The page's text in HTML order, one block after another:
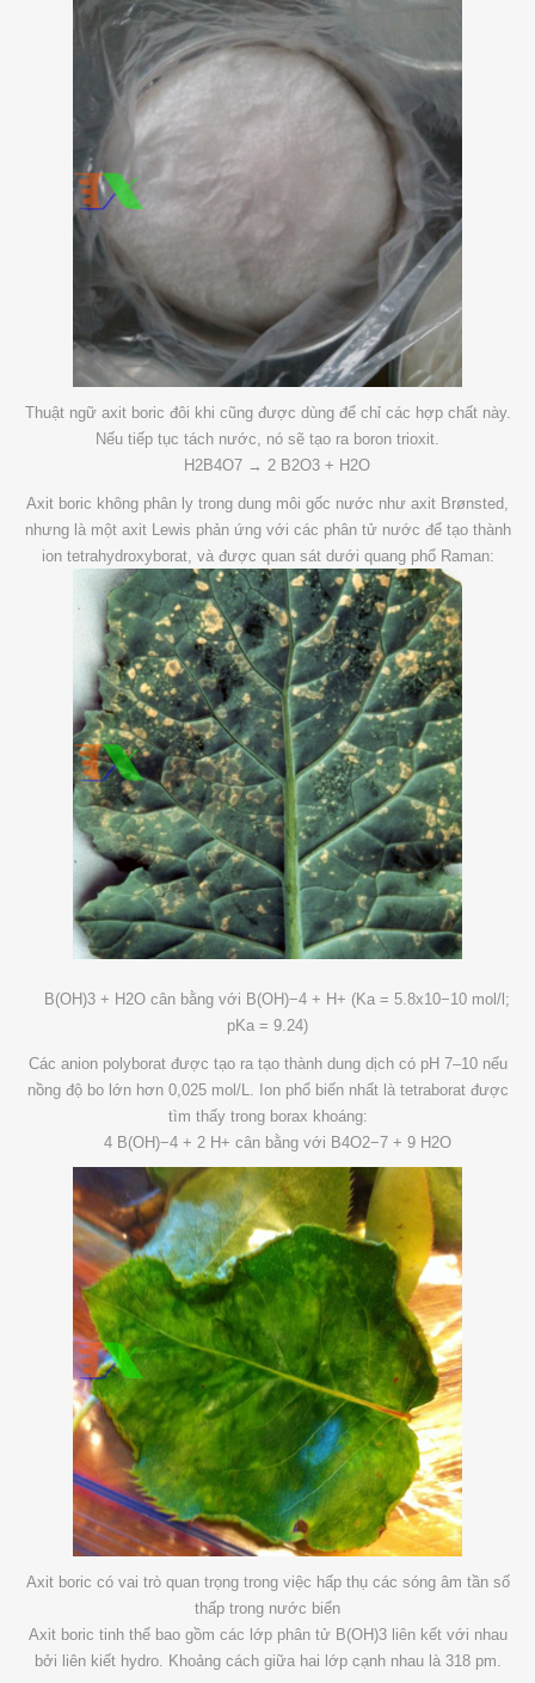
Thuật ngữ axit boric đôi khi cũng được dùng để chỉ các hợp chất này.
Nếu tiếp tục tách nước, nó sẽ tạo ra boron trioxit.
H2B4O7 → 2 B2O3 + H2O
Axit boric không phân ly trong dung môi gốc nước như axit Brønsted,
nhưng là một axit Lewis phản ứng với các phân tử nước để tạo thành
ion tetrahydroxyborat, và được quan sát dưới quang phổ Raman:
B(OH)3 + H2O cân bằng với B(OH)−4 + H+ (Ka = 5.8x10−10 mol/l;
pKa = 9.24)
Các anion polyborat được tạo ra tạo thành dung dịch có pH 7–10 nếu
nồng độ bo lớn hơn 0,025 mol/L. Ion phổ biến nhất là tetraborat được
tìm thấy trong borax khoáng:
4 B(OH)−4 + 2 H+ cân bằng với B4O2−7 + 9 H2O
Axit boric có vai trò quan trọng trong việc hấp thụ các sóng âm tần số
thấp trong nước biển
Axit boric tinh thể bao gồm các lớp phân tử B(OH)3 liên kết với nhau
bởi liên kiết hydro. Khoảng cách giữa hai lớp cạnh nhau là 318 pm.